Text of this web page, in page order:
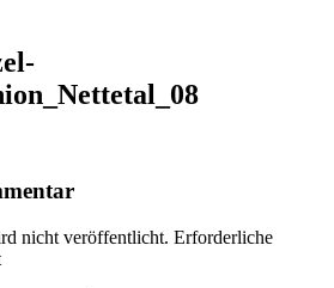
nicht veröffentlicht. Erforderliche